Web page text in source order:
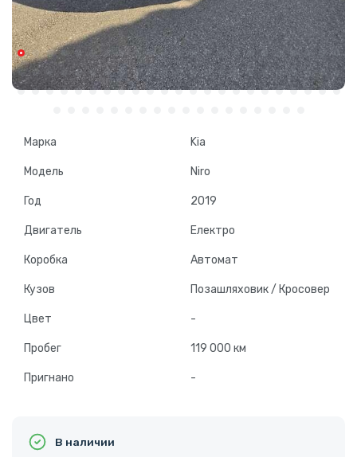
Марка Kia
Модель Niro
Год 2019
Двигатель Електро
Коробка Автомат
Кузов Позашляховик / Кросовер
Цвет -
Пробег 119 000 км
Пригнано -
В наличии